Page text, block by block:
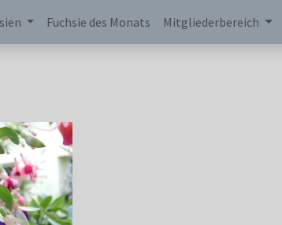
Fuchsie des Monats Mitgliederbereich